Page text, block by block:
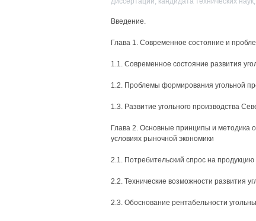
Введение.
Глава 1. Современное состояние и
1.1. Современное состояние развития
1.2. Проблемы формирования угольной
1.3. Развитие угольного производства
Глава 2. Основные принципы и методика
условиях рыночной экономики
2.1. Потребительский спрос на продукцию
2.2. Технические возможности развития
2.3. Обоснование рентабельности